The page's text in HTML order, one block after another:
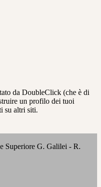
da DoubleClick (che è di
un profilo dei tuoi
su altri siti.
Superiore G. Galilei - R.